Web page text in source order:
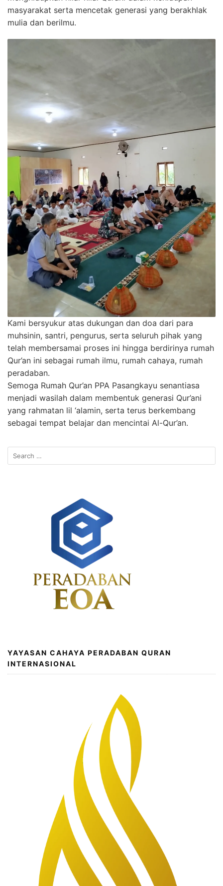
masyarakat serta mencetak generasi yang berakhlak
mulia dan berilmu.
Kami bersyukur atas dukungan dan doa dari para
muhsinin, santri, pengurus, serta seluruh pihak yang
telah membersamai proses ini hingga berdirinya rumah
Qur’an ini sebagai rumah ilmu, rumah cahaya, rumah
peradaban.
Semoga Rumah Qur’an PPA Pasangkayu senantiasa
menjadi wasilah dalam membentuk generasi Qur’ani
yang rahmatan lil ‘alamin, serta terus berkembang
sebagai tempat belajar dan mencintai Al-Qur’an.
Search
for:
YAYASAN CAHAYA PERADABAN QURAN
INTERNASIONAL